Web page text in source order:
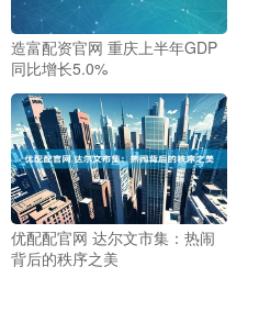
造富配资官网 重庆上半年GDP
同比增长5.0%
优配配官网 达尔文市集：热闹
背后的秩序之美